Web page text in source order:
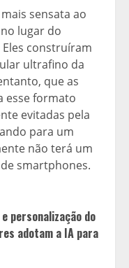
sensata ao
lugar do
construíram
ultrafino da
que as
esse formato
evitadas pela
para um
não terá um
smartphones.
personalização do
adotam a IA para